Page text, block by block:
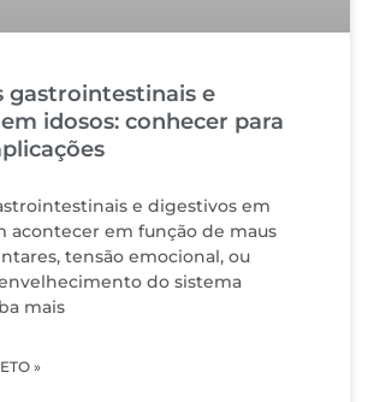
gastrointestinais e
idosos: conhecer para
e digestivos em
acontecer em função de maus
tensão emocional, ou
do sistema
mais
»